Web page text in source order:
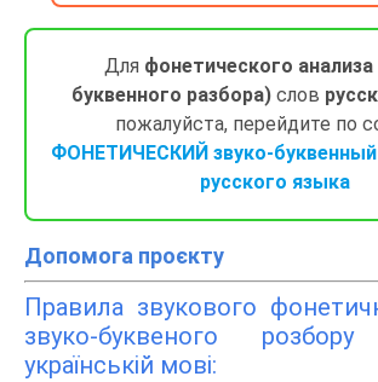
Для фонетического анализа
буквенного разбора)слов
пожалуйста, перейдите по
ФОНЕТИЧЕСКИЙ звуко-буквенный
русского языка
Допомога проєкту
Правила звукового
звуко-буквеного
українській мові: